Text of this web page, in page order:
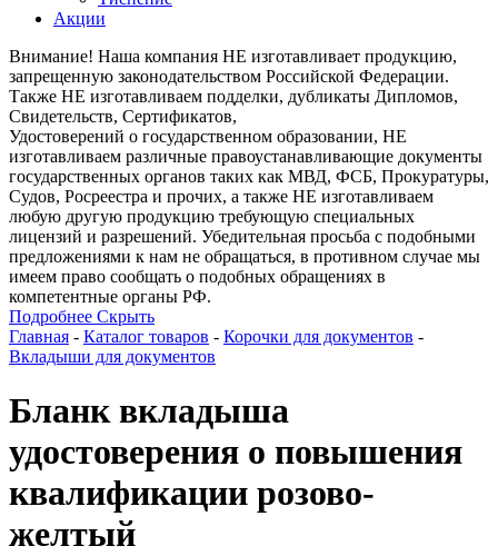
Акции
Внимание! Наша компания НЕ изготавливает продукцию,
запрещенную законодательством Российской Федерации.
Также НЕ изготавливаем подделки, дубликаты Дипломов,
Свидетельств, Сертификатов,
Удостоверений о государственном образовании, НЕ
изготавливаем различные правоустанавливающие документы
государственных органов таких как МВД, ФСБ, Прокуратуры,
Судов, Росреестра и прочих, а также НЕ изготавливаем
любую другую продукцию требующую специальных
лицензий и разрешений. Убедительная просьба с подобными
предложениями к нам не обращаться, в противном случае мы
имеем право сообщать о подобных обращениях в
компетентные органы РФ.
Подробнее Скрыть
Главная - Каталог товаров - Корочки для документов -
Вкладыши для документов
Бланк вкладыша
удостоверения о повышения
квалификации розово-
желтый